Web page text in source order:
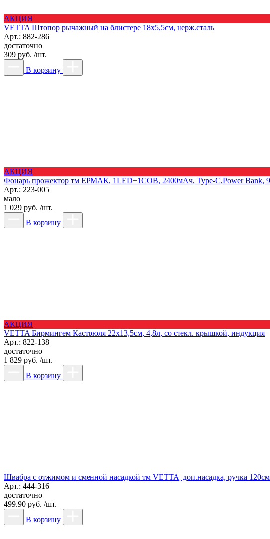
АКЦИЯ
VETTA Штопор рычажный на блистере 18х5,5см, нерж.сталь
Арт.: 882-286
достаточно
309 руб. /шт.
В корзину
АКЦИЯ
Фонарь прожектор тм ЕРМАК, 1LED+1COB, 2400мАч, Type-C,Power Bank,
Арт.: 223-005
мало
1 029 руб. /шт.
В корзину
АКЦИЯ
VETTA Бирмингем Кастрюля 22х13,5см, 4,8л, со стекл. крышкой, индукция
Арт.: 822-138
достаточно
1 829 руб. /шт.
В корзину
Швабра с отжимом и сменной насадкой тм VETTA, доп.насадка, ручка 120см
Арт.: 444-316
достаточно
499.90 руб. /шт.
В корзину